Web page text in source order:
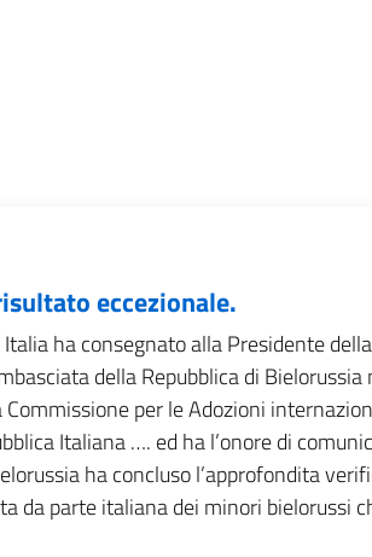
eccezionale.
ha consegnato alla Presidente
della Repubblica di
per le Adozioni
Italiana …. ed ha l’onore di
ha concluso l’approfondita
da parte italiana dei minori bielorussi